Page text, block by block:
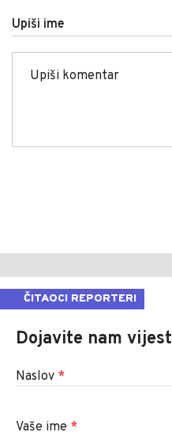
Upiši ime
ČITAOCI REPORTERI
Dojavite nam vijest
Naslov *
Vaše ime *